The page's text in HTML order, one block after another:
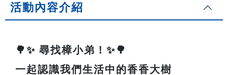
活動內容介紹
🌳✨ 尋找樟小弟！✨🌳
一起認識我們生活中的香香大樹